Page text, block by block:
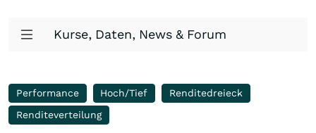
Kurse, Daten, News & Forum
Performance Hoch/Tief
Renditedreieck
Renditeverteilung